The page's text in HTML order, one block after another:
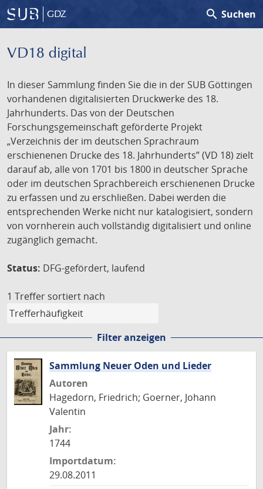
GDZ search Suchen
VD18 digital
In dieser Sammlung finden Sie die in der SUB Göttingen
vorhandenen digitalisierten Druckwerke des 18.
Jahrhunderts. Das von der Deutschen
Forschungsgemeinschaft geförderte Projekt
„Verzeichnis der im deutschen Sprachraum
erschienenen Drucke des 18. Jahrhunderts” (VD 18) zielt
darauf ab, alle von 1701 bis 1800 in deutscher Sprache
oder im deutschen Sprachbereich erschienenen Drucke
zu erfassen und zu erschließen. Dabei werden die
entsprechenden Werke nicht nur katalogisiert, sondern
von vornherein auch vollständig digitalisiert und online
zugänglich gemacht.
Status: DFG-gefördert, laufend
1 Treffer sortiert nach
Filter anzeigen
Sammlung Neuer Oden und Lieder
Autoren
Hagedorn, Friedrich; Goerner, Johann
Valentin
Jahr:
1744
Importdatum:
29.08.2011